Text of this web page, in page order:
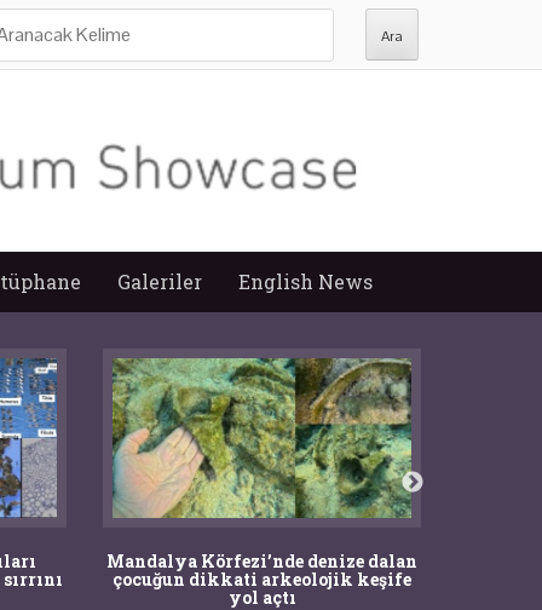
Galeriler English News
Mandalya Körfezi’nde denize dalan
çocuğun dikkati arkeolojik keşife
yol açtı